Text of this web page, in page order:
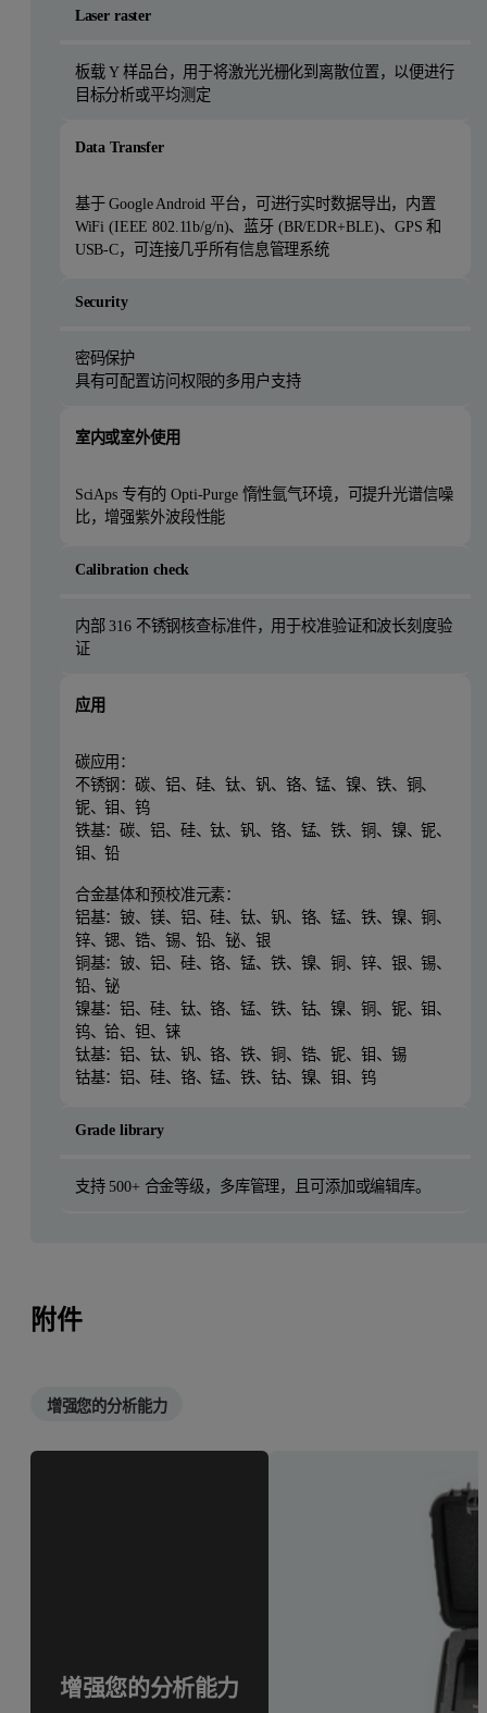
Laser raster
板载 Y 样品台，用于将激光光栅化到离散位置，以便进行
目标分析或平均测定
Data Transfer
基于 Google Android 平台，可进行实时数据导出，内置
WiFi (IEEE 802.11b/g/n)、蓝牙 (BR/EDR+BLE)、GPS 和
USB-C，可连接几乎所有信息管理系统
Security
密码保护
具有可配置访问权限的多用户支持
室内或室外使用
SciAps 专有的 Opti-Purge 惰性氩气环境，可提升光谱信噪
比，增强紫外波段性能
Calibration check
内部 316 不锈钢核查标准件，用于校准验证和波长刻度验
证
应用
碳应用：
不锈钢：碳、铝、硅、钛、钒、铬、锰、镍、铁、铜、
铌、钼、钨
铁基：碳、铝、硅、钛、钒、铬、锰、铁、铜、镍、铌、
钼、铅
合金基体和预校准元素：
铝基：铍、镁、铝、硅、钛、钒、铬、锰、铁、镍、铜、
锌、锶、锆、锡、铅、铋、银
铜基：铍、铝、硅、铬、锰、铁、镍、铜、锌、银、锡、
铅、铋
镍基：铝、硅、钛、铬、锰、铁、钴、镍、铜、铌、钼、
钨、铪、钽、铼
钛基：铝、钛、钒、铬、铁、铜、锆、铌、钼、锡
钴基：铝、硅、铬、锰、铁、钴、镍、钼、钨
Grade library
支持 500+ 合金等级，多库管理，且可添加或编辑库。
附件
增强您的分析能力
增强您的分析能力